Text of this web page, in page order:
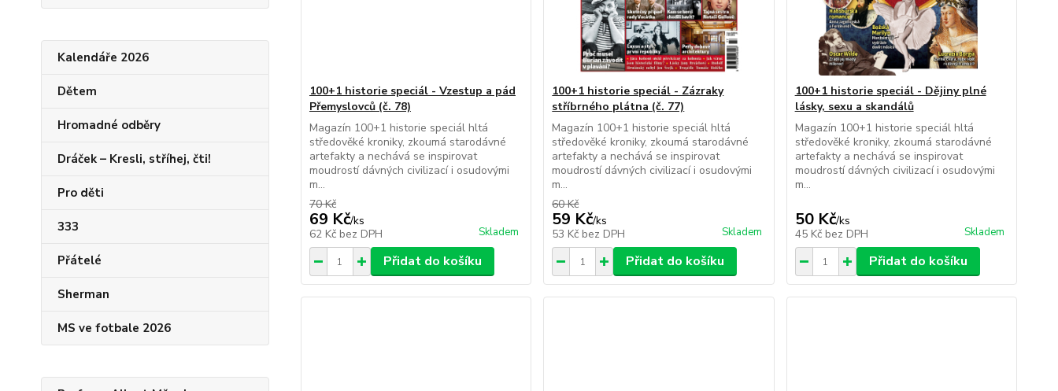
Kalendáře 2026
Dětem
Hromadné odběry
Dráček – Kresli, stříhej, čti!
Pro děti
333
Přátelé
Sherman
MS ve fotbale 2026
100+1 historie speciál - Vzestup a pád
Přemyslovců (č. 78)
Magazín 100+1 historie speciál hltá
středověké kroniky, zkoumá starodávné
artefakty a nechává se inspirovat
moudrostí dávných civilizací i osudovými
m...
70 Kč
69 Kč/ks
62 Kč bez DPH Skladem
Přidat do košíku
100+1 historie speciál - Zázraky
stříbrného plátna (č. 77)
Magazín 100+1 historie speciál hltá
středověké kroniky, zkoumá starodávné
artefakty a nechává se inspirovat
moudrostí dávných civilizací i osudovými
m...
60 Kč
59 Kč/ks
53 Kč bez DPH Skladem
Přidat do košíku
100+1 historie speciál - Dějiny plné
lásky, sexu a skandálů
Magazín 100+1 historie speciál hltá
středověké kroniky, zkoumá starodávné
artefakty a nechává se inspirovat
moudrostí dávných civilizací i osudovými
m...
50 Kč/ks
45 Kč bez DPH Skladem
Přidat do košíku